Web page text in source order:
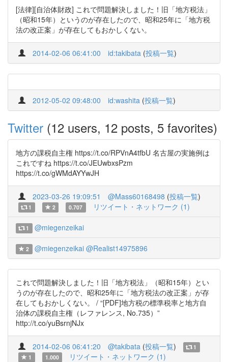
[法律][自治体財政] これで問題解決しました！旧「地方税法」
（昭和15年）というのが存在したので、昭和25年に「地方税
法の改正案」が存在してもおかしくない。
2014-02-06 06:41:00 id:takibata (投稿一覧)
2012-05-02 09:48:00 id:washita (投稿一覧)
Twitter (12 users, 12 posts, 5 favorites)
地方の課税自主権 https://t.co/RPVnA4tfbU 名古屋の実施例は
これですね https://t.co/JEUwbxsPzm
https://t.co/gWMdAYYwJH
2023-03-26 19:09:51 @Mass60168498 (投稿一覧)
1 2 0.707 リツイート・ネットワーク (1)
1 @miegenzeikai
2 @miegenzeikai @Realist14975896
これで問題解決しました！旧「地方税法」（昭和15年）とい
うのが存在したので、昭和25年に「地方税法の改正案」が存
在してもおかしくない。 / “[PDF]地方税の標準税率と地方自
治体の課税自主権（レファレンス, No.735）”
http://t.co/yuBsrnjNJx
2014-02-06 06:41:20 @takibata (投稿一覧)
1
1
1.000 リツイート・ネットワーク (1)